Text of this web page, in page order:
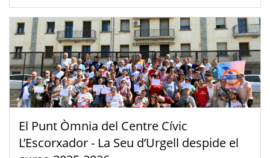
El Punt Òmnia del Centre Cívic
L’Escorxador - La Seu d’Urgell despide el